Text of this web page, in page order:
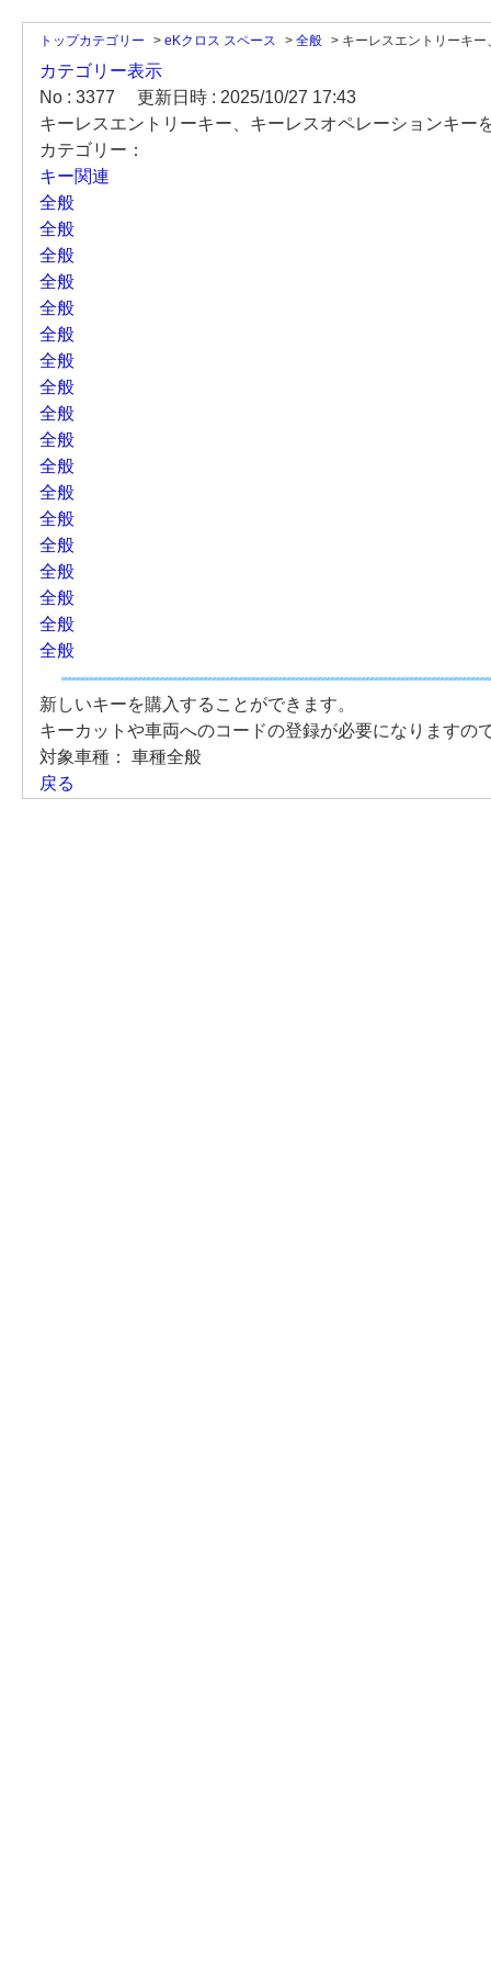
トップカテゴリー > eKクロス スペース > 全般 > キーレスエントリーキー
カテゴリー表示
No : 3377
更新日時 : 2025/10/27 17:43
キーレスエントリーキー、キーレスオペレーションキ
カテゴリー：
キー関連
全般
全般
全般
全般
全般
全般
全般
全般
全般
全般
全般
全般
全般
全般
全般
全般
全般
全般
新しいキーを購入することができます。
キーカットや車両へのコードの登録が必要になりますの
対象車種：
車種全般
戻る